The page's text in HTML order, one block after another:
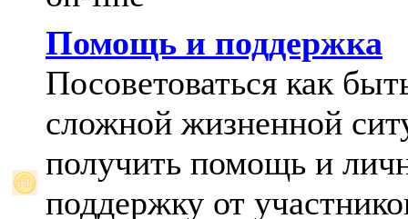
Помощь и поддержка
Посоветоваться как
сложной жизненной
получить помощь и
поддержку от